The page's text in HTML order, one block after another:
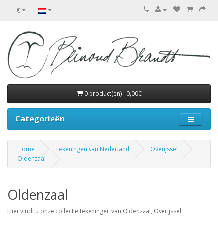
€
0 product(en) - 0,00€
Categorieën
Home Tekeningen van Nederland
Overijssel
Oldenzaal
Oldenzaal
Hier vindt u onze collectie tekeningen van Oldenzaal, Overijssel.